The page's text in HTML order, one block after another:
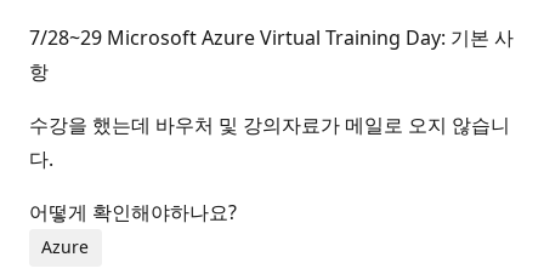
7/28~29 Microsoft Azure Virtual Training Day: 기본 사
항
수강을 했는데 바우처 및 강의자료가 메일로 오지 않습니
다.
어떻게 확인해야하나요?
Azure